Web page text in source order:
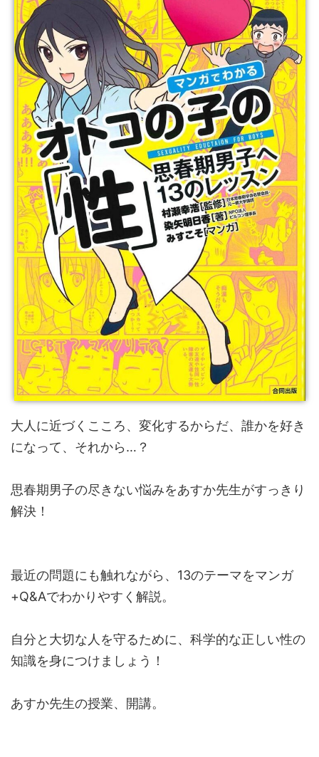
大人に近づくこころ、変化するからだ、誰かを好き
になって、それから…？
思春期男子の尽きない悩みをあすか先生がすっきり
解決！
最近の問題にも触れながら、13のテーマをマンガ
+Q&Aでわかりやすく解説。
自分と大切な人を守るために、科学的な正しい性の
知識を身につけましょう！
あすか先生の授業、開講。